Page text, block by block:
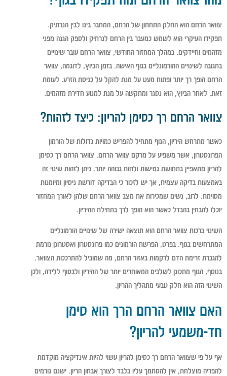
צוואר הרחם הוא החלק התחתון של הרחם, המחבר בינו לבין הנרתיק.
תפקידו העיקרי הוא לשמש כמעבר בין הרחם לנרתיק ולספק הגנה מפני
מזהמים וחיידקים. במהלך המחזור החודשי, צוואר הרחם עובר שינויים
בתגובה לשינויים ההורמונליים בגוף האישה. בזמן הביוץ, לדוגמה, צוואר
הרחם הופך רך יותר ופתוח מעט על מנת להקל על כניסת הזרע. לעומת
זאת, לאחר הביוץ, הוא נסגר ומתקשה על מנת למנוע חדירת מזהמים.
צוואר הרחם רך כסימן להריון: כיצד לזהות?
כאשר מתרחש היריון, הגוף מתחיל להפריש כמויות גדולות של הורמון
הפרוגסטרון, אשר משפיע על מרקם צוואר הרחם. צוואר הרחם רך כסימן
להריון מתאפיין בתחושת גמישות ולחות גבוהה יותר. ניתן לזהות שינוי זה
באמצעות בדיקה עצמית, אך יש לזכור כי הבדיקה דורשת ניסיון ומיומנות
מסוימת. לרוב, נשים שמכירות את מצב צוואר הרחם שלהן לאורך המחזור
יוכלו להבחין בהבדל כאשר הוא הופך לרך בתחילת ההיריון.
השינוי ברכות צוואר הרחם הוא תוצאה ישירה של שינויים הורמונליים
המתרחשים בגוף. בפרט, הפרשת הורמונים כמו פרוגסטרון ואסטרוגן גורמת
להגברת זרימת הדם לרקמות באזור הרחם, מה שמוביל להתרככות הצוואר.
בנוסף, הגוף מתכונן לשלבים המאוחרים יותר של ההיריון ולבסוף ללידה, ולכן
השינוי הזה הוא חלק טבעי מתהליך ההריון.
האם צוואר הרחם הרך הוא סימן
חד-משמעי להריון?
אף על פי שצוואר הרחם רך כסימן להריון עשוי להיות אינדיקציה מוקדמת
להפריה מוצלחת, אין להסתמך עליו בלבד לצורך אבחון הריון. ישנם גורמים